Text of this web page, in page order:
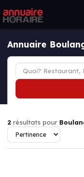
Annuaire
2 résultats pour